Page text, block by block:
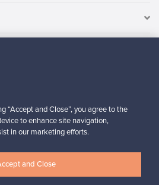
“Accept and Close”, you agree to the
to enhance site navigation,
in our marketing efforts.
and Close